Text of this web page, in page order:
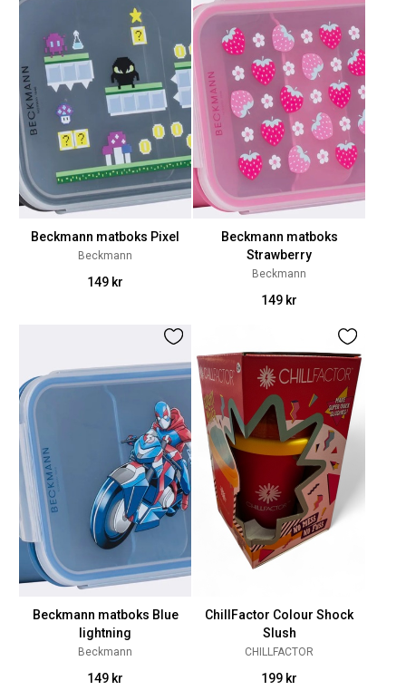
Beckmann matboks Pixel
Beckmann
149 kr
Beckmann matboks
Strawberry
Beckmann
149 kr
Beckmann matboks Blue
lightning
Beckmann
149 kr
ChillFactor Colour Shock
Slush
CHILLFACTOR
199 kr